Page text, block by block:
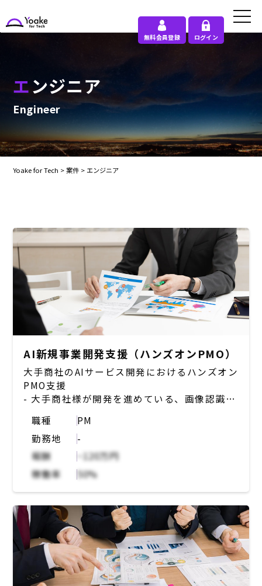
無料会員登録 ログイン
エンジニア
Engineer
Yoake for Tech >案件 > エンジニア
AI新規事業開発支援（ハンズオンPMO）
大手商社のAIサービス開発におけるハンズオン
PMO支援
- 大手商社様が開発を進めている、画像認識技
術を活用したAIサービス開発チームにジョイン
- 大手商社様の先にいるエンドクライアント様
とのPoC推進pjのPMO業務
- エンドクライアント様との週1回定例Mtgで
の進捗/課題管理
- 大手商社様チーム内での重要論点・課題管
理、解消に向けたディスカッション＋推進に向
けたドキュメンテーション
職種
PM
勤務地
-
報酬
~120万円
稼働率
50%